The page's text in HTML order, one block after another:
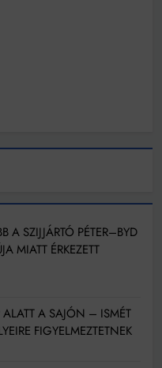
A SZIJJÁRTÓ PÉTER–BYD
MIATT ÉRKEZETT
A SAJÓN – ISMÉT
FIGYELMEZTETNEK